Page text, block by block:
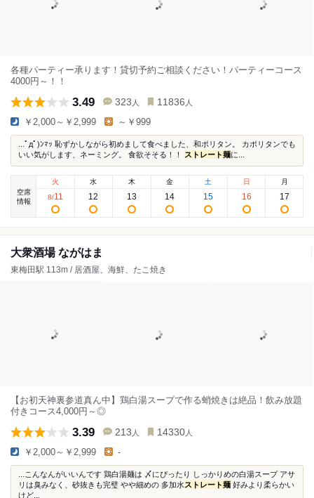
各種パーティー承ります！貸切予約ご相談ください！パーティーコース
4000円～！！
3.49 323 人 11836 人
￥2,000～￥2,999 ～￥999
...ﾟдﾟ)ﾝﾏｯ 恥ずかしながら初めまして食べました、和ポリタン。 カポリタンでも
いい気がします、ネーミング。 食欲そそる！！ ストレート麺に...
空席
情報
火
8/11
水
12
木
13
金
14
土
15
日
16
月
17
大衆酒場 ながはま
東梅田駅 113m / 居酒屋、海鮮、たこ焼き
【お初天神裏参道真ん中】鶏白湯スープで作る蛸焼きは絶品！飲み放題
付きコース4,000円～◎
3.39 213 人 14330 人
￥2,000～￥2,999 -
...こんなんがいいんです 鶏白湯麺は 〆にぴったり しっかりめの白湯スープ アサ
リは臭みなく、砂抜きも完璧 やや細めの 多加水ストレート麺 好みより柔らかい
けど...